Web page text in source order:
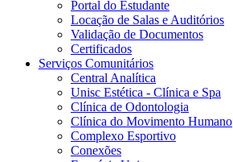
Portal do Estudante
Locação de Salas e Auditórios
Validação de Documentos
Certificados
Serviços Comunitários
Central Analítica
Unisc Estética - Clínica e Spa
Clínica de Odontologia
Clínica do Movimento Humano
Complexo Esportivo
Conexões